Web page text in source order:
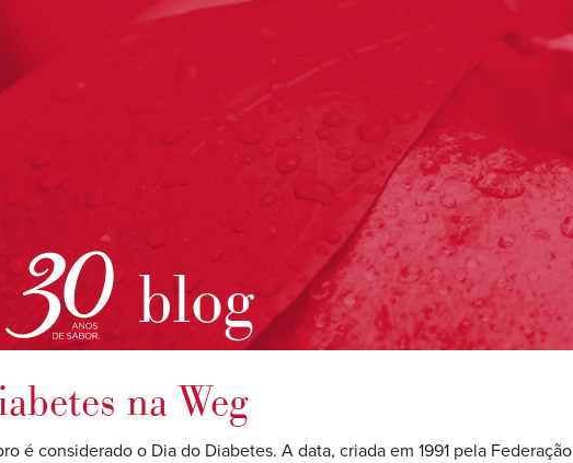
blog
na Weg
é considerado o Dia do Diabetes. A data, criada em 1991 pela Federação